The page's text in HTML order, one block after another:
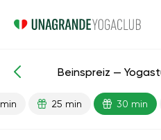
Fertige Lektionen
Beinspreiz —
25 min 30 min